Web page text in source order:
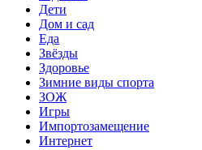
Дети
Дом и сад
Еда
Звёзды
Здоровье
Зимние виды спорта
ЗОЖ
Игры
Импортозамещение
Интернет